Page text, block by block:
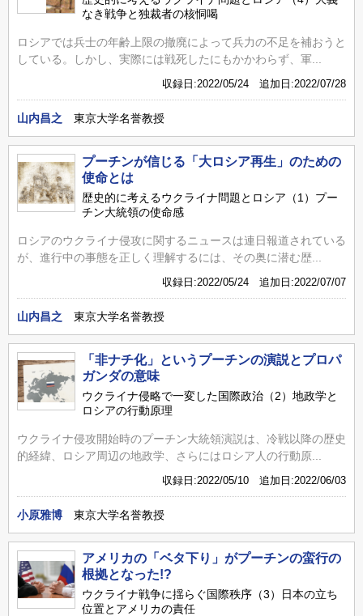
なき戦争と独裁者の核恫喝
ロシアでは兵士の年齢上限の撤廃によって兵力の不足を補おうと
している。しかし、実際には戦死したにもかかわらず、軍...
収録日:2022/05/24 追加日:2022/07/28
山内昌之 東京大学名誉教授
プーチンが信じる「大ロシア再生」のための
使命とは
歴史的に考えるウクライナ問題とロシア（1）プー
チン大統領の使命感
ロシアのウクライナ侵攻に関するニュースは連日報道されている
が、進行中の事態を正しく理解するには、その奥に潜む歴...
収録日:2022/05/24 追加日:2022/07/07
山内昌之 東京大学名誉教授
「非ナチ化」というプーチンの演説とプロパ
ガンダの意味
ウクライナ侵略で一変した国際政治（2）地政学と
ロシアの行動原理
ウクライナ侵攻開始時のプーチン大統領演説は、冷戦以降の歴史
的経緯、ロシア周辺の地政学、さらにはロシア人の行動原...
収録日:2022/05/10 追加日:2022/06/03
小原雅博 東京大学名誉教授
アメリカの「ベタ下り」がプーチンの蛮行の
根拠となった!?
ウクライナ戦争に揺らぐ国際秩序（3）日本の立ち
位置とアメリカの責任